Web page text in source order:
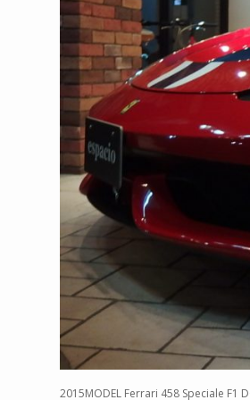
2015MODEL Ferrari 458 Speciale F1